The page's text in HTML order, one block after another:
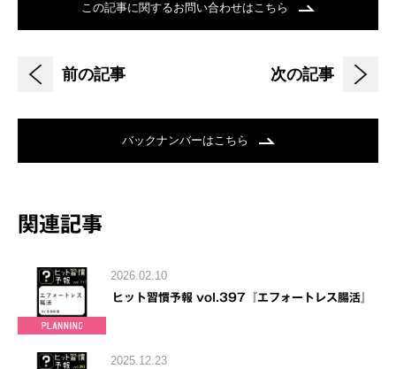
この記事に関するお問い合わせはこちら
前の記事 次の記事
バックナンバーはこちら
関連記事
2026.02.10
ヒット習慣予報 vol.397『エフォートレス腸活』
2025.12.23